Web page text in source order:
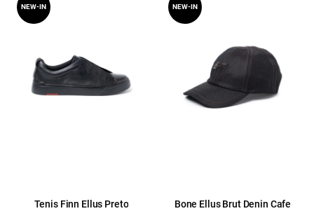
Tenis Finn Ellus Preto
NEW-IN
Bone Ellus Brut Denin Cafe
NEW-IN